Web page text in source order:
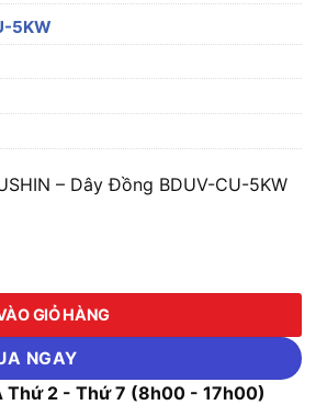
5KW
– Dây Đồng BDUV-CU-5KW
- Dây Đồng BDUV-CU-5KW số lượng
GIỎ HÀNG
NGAY
Thứ 2 - Thứ 7 (8h00 - 17h00)